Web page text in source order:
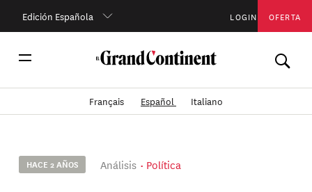
Edición Española LOGIN OFERTA
Français Español Italiano
HACE 2 AÑOS Análisis Política